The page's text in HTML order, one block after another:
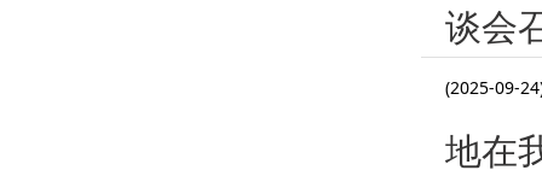
谈会
(2025-09-
地在